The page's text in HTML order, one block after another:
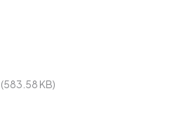
(583.58 KB)